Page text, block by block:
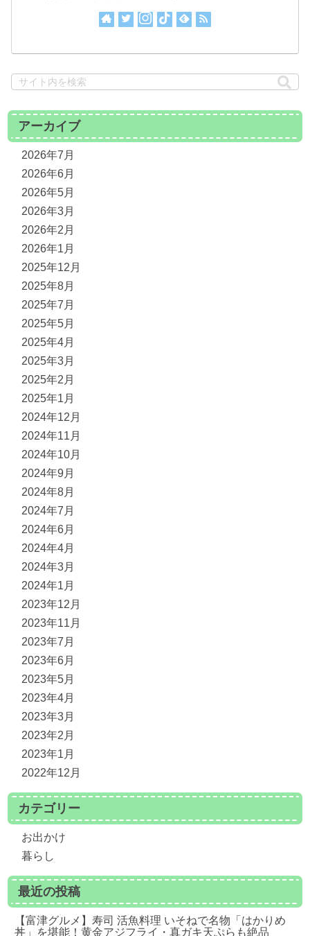
アーカイブ
2026年7月
2026年6月
2026年5月
2026年3月
2026年2月
2026年1月
2025年12月
2025年8月
2025年7月
2025年5月
2025年4月
2025年3月
2025年2月
2025年1月
2024年12月
2024年11月
2024年10月
2024年9月
2024年8月
2024年7月
2024年6月
2024年4月
2024年3月
2024年1月
2023年12月
2023年11月
2023年7月
2023年6月
2023年5月
2023年4月
2023年3月
2023年2月
2023年1月
2022年12月
カテゴリー
お出かけ
暮らし
最近の投稿
【富津グルメ】寿司 活魚料理 いそねで名物「はかりめ
丼」を堪能！黄金アジフライ・真ガキ天ぷらも絶品